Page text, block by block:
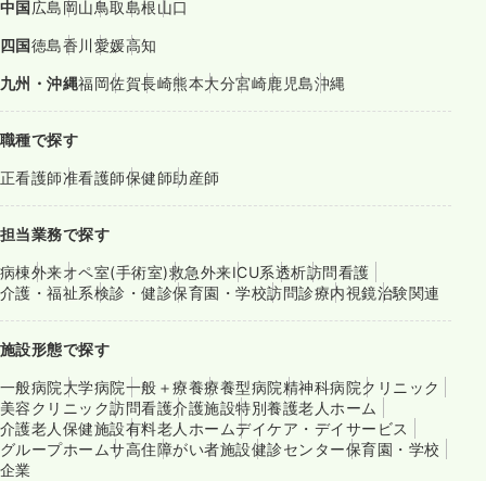
中国広島岡山鳥取島根山口
四国徳島香川愛媛高知
九州・沖縄福岡佐賀長崎熊本大分宮崎鹿児島沖縄
職種で探す
正看護師准看護師保健師助産師
担当業務で探す
病棟外来オペ室(手術室)救急外来ICU系透析訪問看護
介護・福祉系検診・健診保育園・学校訪問診療内視鏡治験関連
施設形態で探す
一般病院大学病院一般＋療養療養型病院精神科病院クリニック
美容クリニック訪問看護介護施設特別養護老人ホーム
介護老人保健施設有料老人ホームデイケア・デイサービス
グループホームサ高住障がい者施設健診センター保育園・学校
企業